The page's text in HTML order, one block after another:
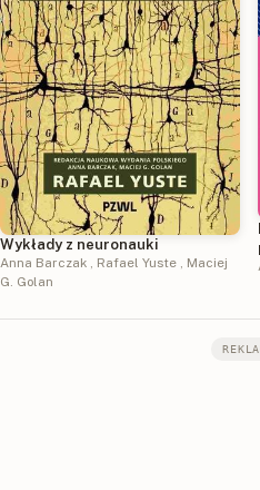
Wykłady z neuronauki
Anna Barczak Rafael Yuste
Maciej
G. Golan